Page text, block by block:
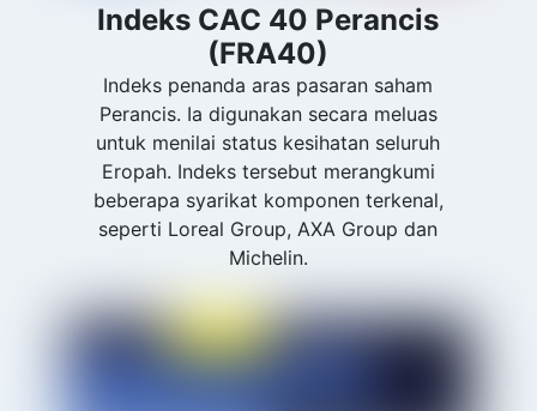
Indeks CAC 40 Perancis
(FRA40)
Indeks penanda aras pasaran saham
Perancis. Ia digunakan secara meluas
untuk menilai status kesihatan seluruh
Eropah. Indeks tersebut merangkumi
beberapa syarikat komponen terkenal,
seperti Loreal Group, AXA Group dan
Michelin.